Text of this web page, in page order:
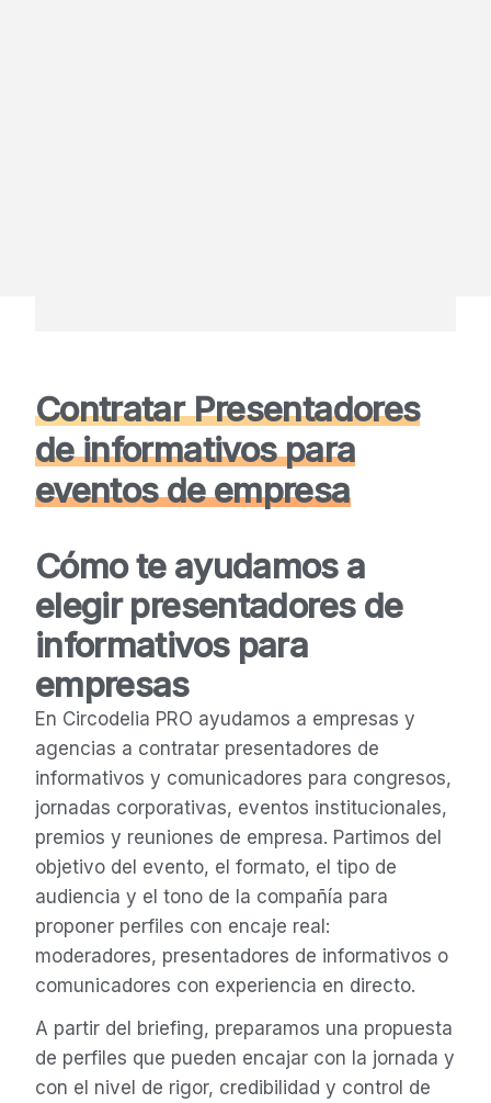
Contratar Presentadores
de informativos para
eventos de empresa
Cómo te ayudamos a
elegir presentadores de
informativos para
empresas
En Circodelia PRO ayudamos a empresas y
agencias a contratar presentadores de
informativos y comunicadores para congresos,
jornadas corporativas, eventos institucionales,
premios y reuniones de empresa. Partimos del
objetivo del evento, el formato, el tipo de
audiencia y el tono de la compañía para
proponer perfiles con encaje real:
moderadores, presentadores de informativos o
comunicadores con experiencia en directo.
A partir del briefing, preparamos una propuesta
de perfiles que pueden encajar con la jornada y
con el nivel de rigor, credibilidad y control de